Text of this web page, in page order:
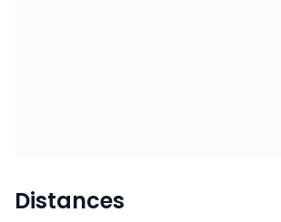
Distances